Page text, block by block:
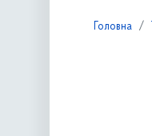
Головна